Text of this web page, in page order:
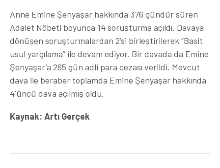
Anne Emine Şenyaşar hakkında 376 gündür süren
Adalet Nöbeti boyunca 14 soruşturma açıldı. Davaya
dönüşen soruşturmalardan 2’si birleştirilerek “Basit
usul yargılama” ile devam ediyor. Bir davada da Emine
Şenyaşar’a 265 gün adli para cezası verildi. Mevcut
dava ile beraber toplamda Emine Şenyaşar hakkında
4’üncü dava açılmış oldu.
Kaynak: Artı Gerçek